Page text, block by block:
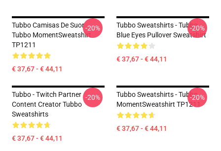
Tubbo Camisas De Suor
Tubbo MomentSweatshirt
TP1211
€ 37,67 - € 44,11
-20%
Tubbo Sweatshirts - Tubbo
Blue Eyes Pullover Sweatshirt
€ 37,67 - € 44,11
-20%
Tubbo - Twitch Partner
Content Creator Tubbo
Sweatshirts
€ 37,67 - € 44,11
-20%
Tubbo Sweatshirts - Tubbo
MomentSweatshirt TP1211
€ 37,67 - € 44,11
-20%